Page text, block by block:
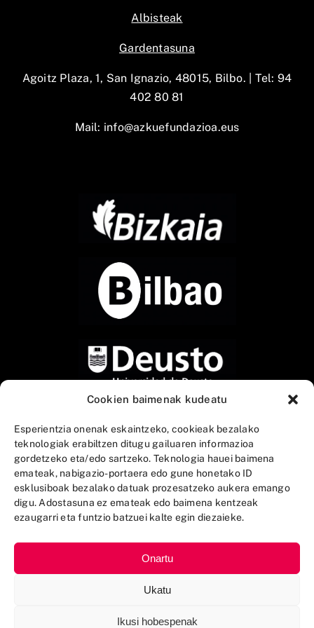
Cookien baimenak kudeatu
Esperientzia onenak eskaintzeko, cookieak bezalako
teknologiak erabiltzen ditugu gailuaren informazioa
gordetzeko eta/edo sartzeko. Teknologia hauei baimena
emateak, nabigazio-portaera edo gune honetako ID
esklusiboak bezalako datuak prozesatzeko aukera emango
digu. Adostasuna ez emateak edo baimena kentzeak
ezaugarri eta funtzio batzuei kalte egin diezaieke.
Onartu
Ukatu
Ikusi hobespenak
Albisteak
Gardentasuna
Agoitz Plaza, 1, San Ignazio, 48015, Bilbo. | Tel: 94
402 80 81
Mail: info@azkuefundazioa.eus